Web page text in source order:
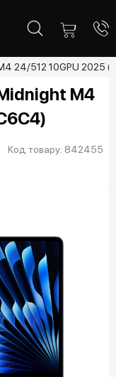
24/512 10GPU 2025
M4
Код товару: 842455